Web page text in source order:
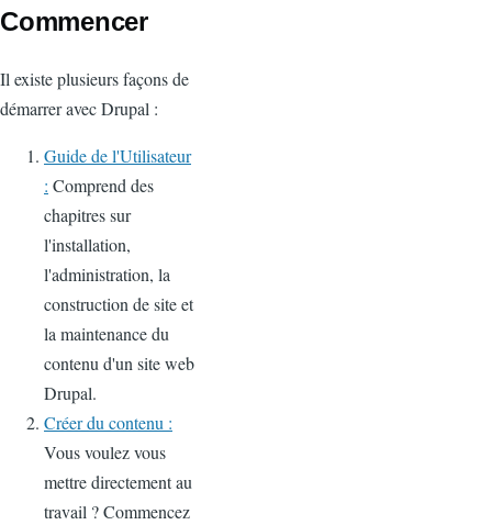
Commencer
Il existe plusieurs façons de
démarrer avec Drupal :
Guide de l'Utilisateur
: Comprend des
chapitres sur
l'installation,
l'administration, la
construction de site et
la maintenance du
contenu d'un site web
Drupal.
Créer du contenu :
Vous voulez vous
mettre directement au
travail ? Commencez